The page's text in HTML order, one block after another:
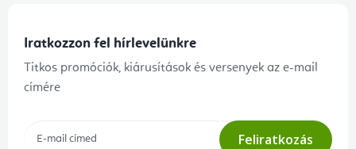
Iratkozzon fel hírlevelünkre
Titkos promóciók, kiárusítások és versenyek az e-mail
címére
Feliratkozás